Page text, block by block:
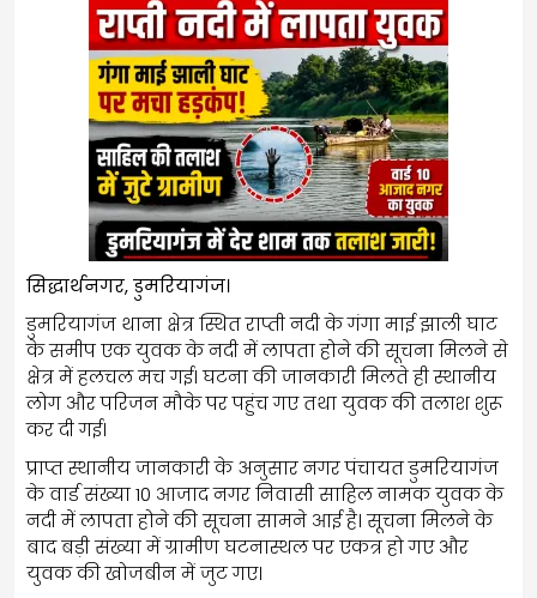
सिद्धार्थनगर, डुमरियागंज।
डुमरियागंज थाना क्षेत्र स्थित राप्ती नदी के गंगा माई झाली घाट
के समीप एक युवक के नदी में लापता होने की सूचना मिलने से
क्षेत्र में हलचल मच गई। घटना की जानकारी मिलते ही स्थानीय
लोग और परिजन मौके पर पहुंच गए तथा युवक की तलाश शुरू
कर दी गई।
प्राप्त स्थानीय जानकारी के अनुसार नगर पंचायत डुमरियागंज
के वार्ड संख्या 10 आजाद नगर निवासी साहिल नामक युवक के
नदी में लापता होने की सूचना सामने आई है। सूचना मिलने के
बाद बड़ी संख्या में ग्रामीण घटनास्थल पर एकत्र हो गए और
युवक की खोजबीन में जुट गए।